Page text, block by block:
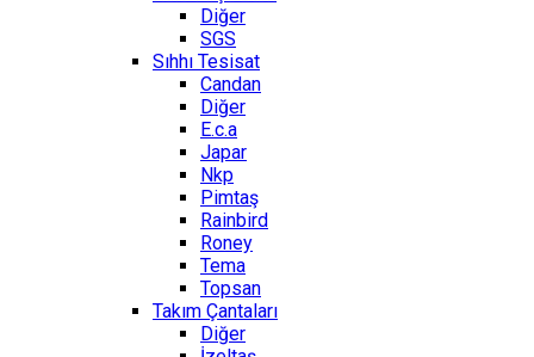
Diğer
SGS
Sıhhı Tesisat
Candan
Diğer
E.c.a
Japar
Nkp
Pimtaş
Rainbird
Roney
Tema
Topsan
Takım Çantaları
Diğer